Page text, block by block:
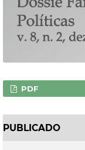
PDF
PUBLICADO